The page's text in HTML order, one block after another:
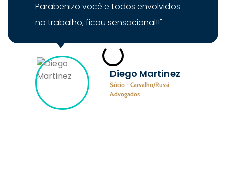
Parabenizo você e todos envolvidos
no trabalho, ficou sensacional!!"
Diego Martinez
Sócio - Carvalho/Russi
Advogados